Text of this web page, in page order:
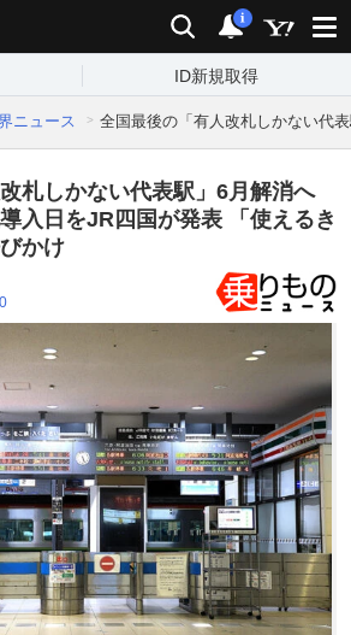
検索 通知
i
ID新規取得
ニュース 全国最後の「有人改札しかない代
札しかない代表駅」6月解消へ
入日をJR四国が発表 「使えるき
かけ